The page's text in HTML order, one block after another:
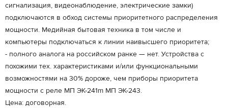
сигнализация, видеонаблюдение, электрические замки)
подключаются в обход системы приоритетного распределения
мощности. Медийная бытовая техника в том числе и
компьютеры подключаться к линии наивысшего приоритета;
- полного аналога на российском ранке — нет. Устройства с
похожими тех. характеристиками и/или функциональными
возможностями на 30% дороже, чем приборы приоритета
мощности с реле МП ЭК-241m МП ЭК-243.
Цена: договорная.